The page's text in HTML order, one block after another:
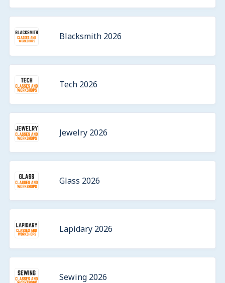
Blacksmith 2026
Tech 2026
Jewelry 2026
Glass 2026
Lapidary 2026
Sewing 2026